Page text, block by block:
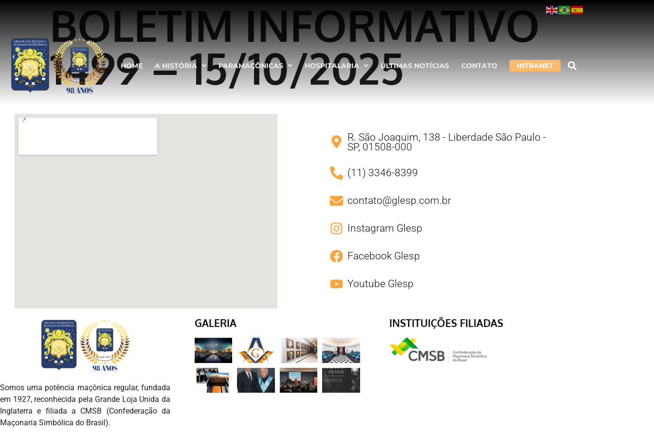
HOME A HISTÓRIA PARAMAÇÔNICAS HOSPITALARIA ÚLTIMAS NOTÍCIAS CONTATO INTRANET
BOLETIM INFORMATIVO
1499 – 15/10/2025
R. São Joaquim, 138 - Liberdade São Paulo -
SP, 01508-000
(11) 3346-8399
contato@glesp.com.br
Instagram Glesp
Facebook Glesp
Youtube Glesp
Somos uma potência maçônica regular, fundada
em 1927, reconhecida pela Grande Loja Unida da
Inglaterra e filiada a CMSB (Confederação da
Maçonaria Simbólica do Brasil).
GALERIA INSTITUIÇÕES FILIADAS